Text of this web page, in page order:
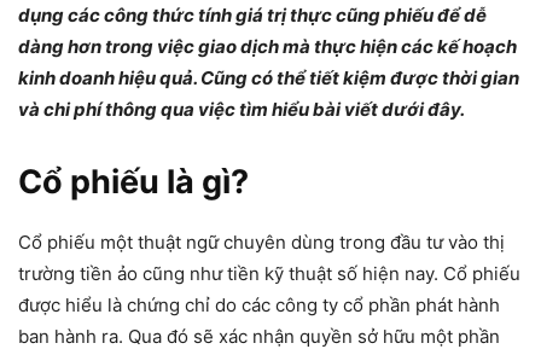
dụng các công thức tính giá trị thực cũng phiếu để dễ
dàng hơn trong việc giao dịch mà thực hiện các kế hoạch
kinh doanh hiệu quả. Cũng có thể tiết kiệm được thời gian
và chi phí thông qua việc tìm hiểu bài viết dưới đây.
Cổ phiếu là gì?
Cổ phiếu một thuật ngữ chuyên dùng trong đầu tư vào thị
trường tiền ảo cũng như tiền kỹ thuật số hiện nay. Cổ phiếu
được hiểu là chứng chỉ do các công ty cổ phần phát hành
ban hành ra. Qua đó sẽ xác nhận quyền sở hữu một phần